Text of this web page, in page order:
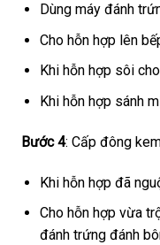
Dùng máy đánh
Cho hỗn hợp lên
Khi hỗn hợp sôi
Khi hỗn hợp sánh
Bước 4: Cấp đông
Khi hỗn hợp đã
Cho hỗn hợp vừa
đánh trứng đánh